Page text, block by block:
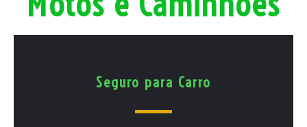
Seguro para Carro